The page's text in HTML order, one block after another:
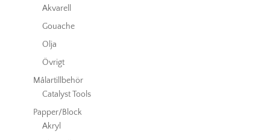
Akvarell
Gouache
Olja
Övrigt
Målartillbehör
Catalyst Tools
Papper/Block
Akryl